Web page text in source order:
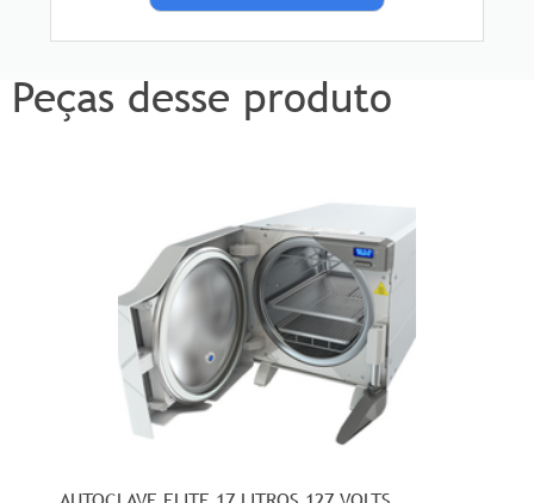
Peças desse produto